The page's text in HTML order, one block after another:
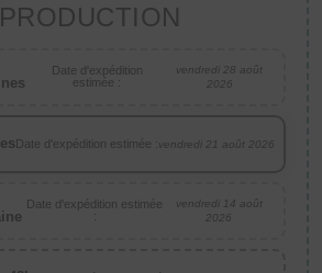
Date d'expédition
estimée :
vendredi 28 août
2026
Date d'expédition estimée :vendredi 21 août 2026
Date d'expédition estimée
:
vendredi 14 août
2026